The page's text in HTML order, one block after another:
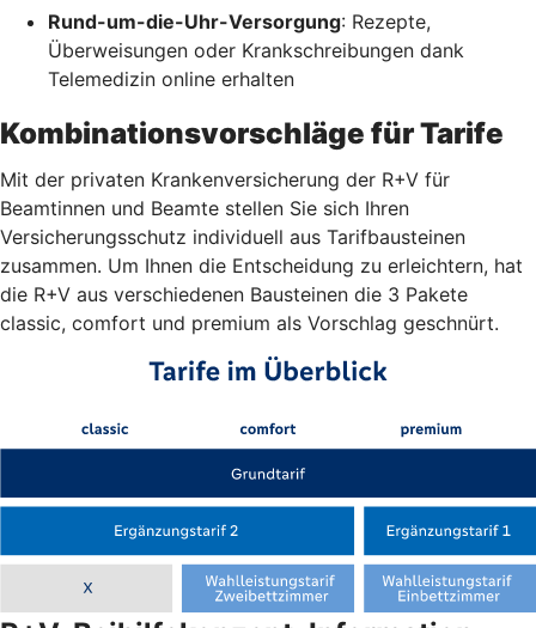
Rund-um-die-Uhr-Versorgung: Rezepte,
Überweisungen oder Krankschreibungen dank
Telemedizin online erhalten
Kombinationsvorschläge für Tarife
Mit der privaten Krankenversicherung der R+V für
Beamtinnen und Beamte stellen Sie sich Ihren
Versicherungsschutz individuell aus Tarifbausteinen
zusammen. Um Ihnen die Entscheidung zu erleichtern, hat
die R+V aus verschiedenen Bausteinen die 3 Pakete
classic, comfort und premium als Vorschlag geschnürt.